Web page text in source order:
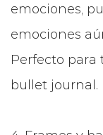
emociones,
emociones
Perfecto para
bullet journal.